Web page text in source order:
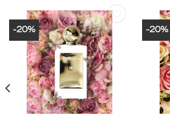
-20%
სურვილების
სიაში
დამატება
-20%